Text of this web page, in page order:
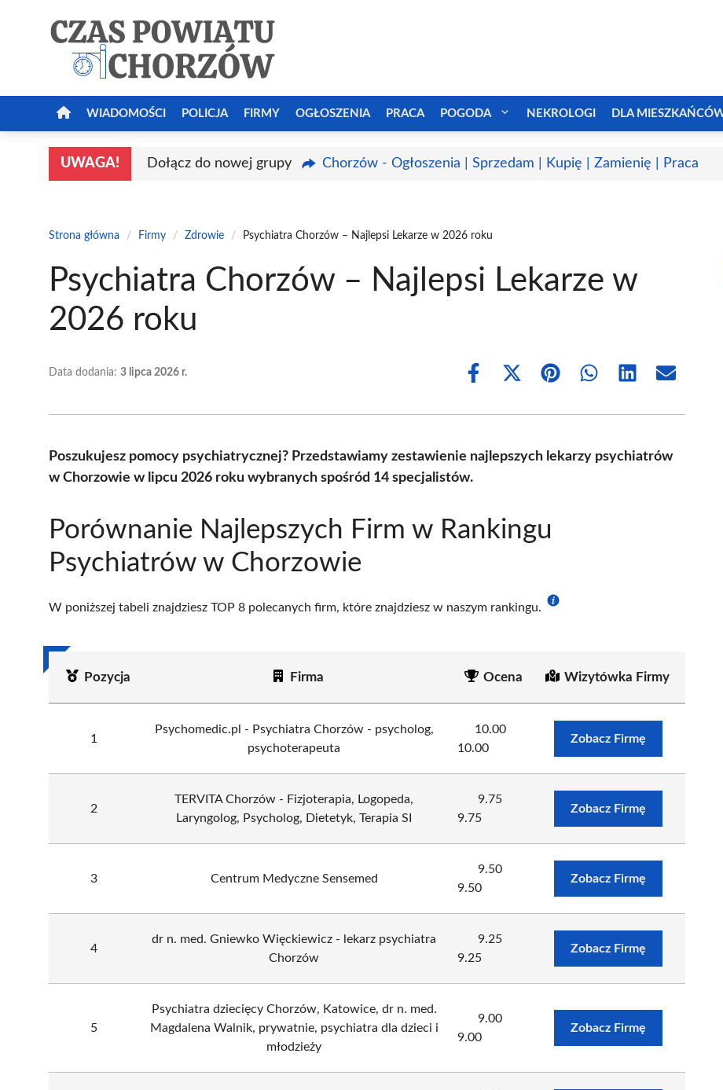
WIADOMOŚCI POLICJA FIRMY OGŁOSZENIA PRACA POGODA NEKROLOGI DLA
UWAGA! Dołącz do nowej grupy Chorzów - Ogłoszenia | Sprzedam | Kupię | Zamienię | Praca
Strona główna / Firmy / Zdrowie / Psychiatra Chorzów – Najlepsi Lekarze w 2026 roku
Psychiatra Chorzów – Najlepsi Lekarze w
2026 roku
Data dodania: 3 lipca 2026 r.
Share
Share
(Twitter)
Share Share Share Share
Poszukujesz pomocy psychiatrycznej? Przedstawiamy zestawienie najlepszych lekarzy psychiatrów
w Chorzowie w lipcu 2026 roku wybranych spośród 14 specjalistów.
Porównanie Najlepszych Firm w Rankingu
Psychiatrów w Chorzowie
W poniższej tabeli znajdziesz TOP 8 polecanych firm, które znajdziesz w naszym rankingu.
Pozycja Firma Ocena Wizytówka Firmy
1
Psychomedic.pl - Psychiatra Chorzów - psycholog,
psychoterapeuta
10.00
10.00
Zobacz Firmę
2
TERVITA Chorzów - Fizjoterapia, Logopeda,
Laryngolog, Psycholog, Dietetyk, Terapia SI
9.75
9.75
Zobacz Firmę
3 Centrum Medyczne Sensemed
9.50
9.50
Zobacz Firmę
4
dr n. med. Gniewko Więckiewicz - lekarz psychiatra
Chorzów
9.25
9.25
Zobacz Firmę
5
Psychiatra dziecięcy Chorzów, Katowice, dr n. med.
Magdalena Walnik, prywatnie, psychiatra dla dzieci i
młodzieży
9.00
9.00
Zobacz Firmę